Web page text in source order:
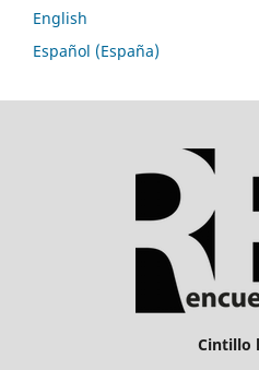
English
Español (España)
Cintillo